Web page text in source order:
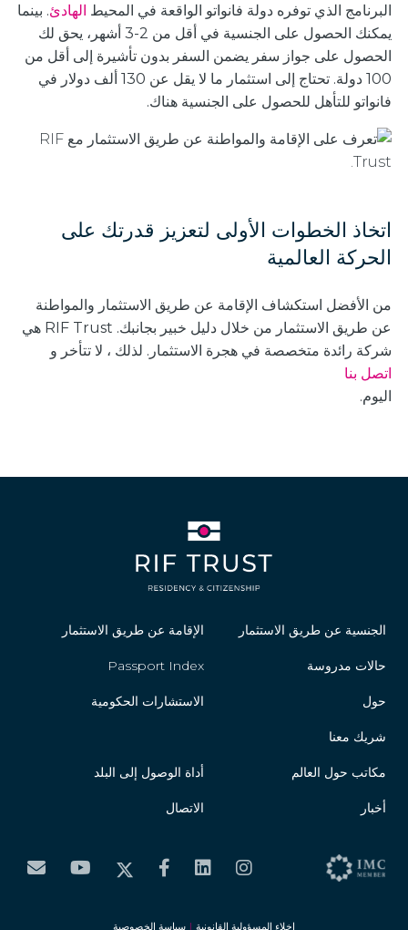
البرنامج الذي توفره دولة فانواتو الواقعة في المحيط الهادئ. بينما
يمكنك الحصول على الجنسية في أقل من 2-3 أشهر، يحق لك
الحصول على جواز سفر يضمن السفر بدون تأشيرة إلى أقل من
100 دولة. تحتاج إلى استثمار ما لا يقل عن 130 ألف دولار في
فانواتو للتأهل للحصول على الجنسية هناك.
اتخاذ الخطوات الأولى لتعزيز قدرتك على
الحركة العالمية
من الأفضل استكشاف الإقامة عن طريق الاستثمار والمواطنة
عن طريق الاستثمار من خلال دليل خبير بجانبك. RIF Trust هي
شركة رائدة متخصصة في هجرة الاستثمار. لذلك ، لا تتأخر و
اتصل بنا
اليوم.
الجنسية عن طريق الاستثمار الإقامة عن طريق الاستثمار
حالات مدروسة Passport Index
حول الاستشارات الحكومية
شريك معنا
مكاتب حول العالم أداة الوصول إلى البلد
أخبار الاتصال
إخلاء المسؤولية القانونية | سياسة الخصوصية